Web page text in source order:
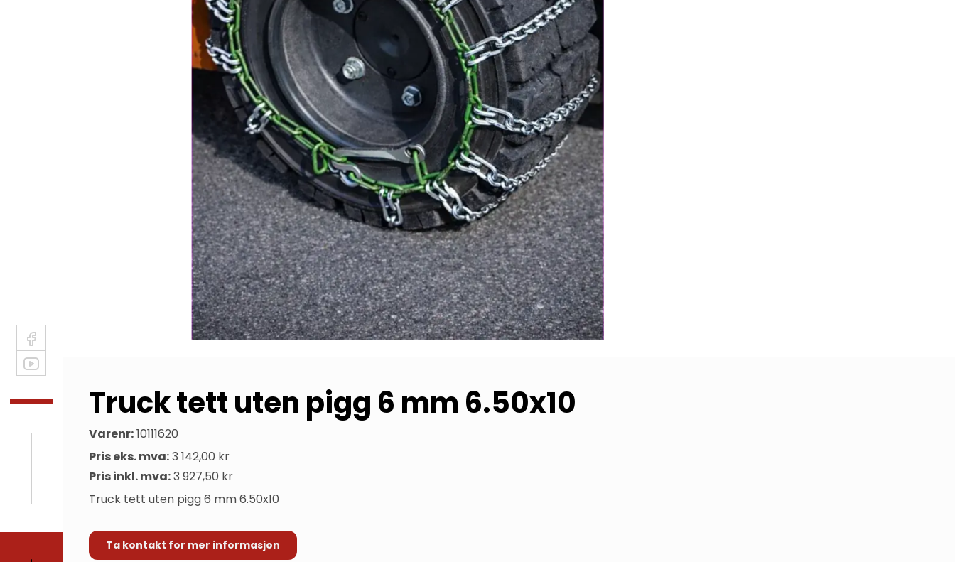
Truck tett uten pigg 6 mm 6.50x10
Varenr:10111620
Pris eks. mva:3 142,00 kr
Pris inkl. mva:3 927,50 kr
Truck tett uten pigg 6 mm 6.50x10
Ta kontakt for mer informasjon